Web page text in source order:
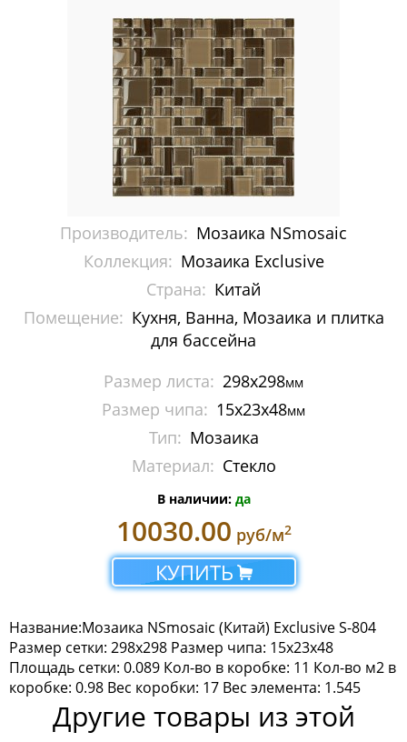
Керамогранит NSceramic
Керамогранит Staro
Мозаика ArtMoment
Мозаика Bars Crystal Mosaic
Мозаика Bonaparte
Мозаика Caramelle Mosaic
Мозаика Dao
Мозаика Decor-mosaic
Мозаика Irida
Мозаика Keramograd
Мозаика Mir Mosaic
Мозаика NSmosaic
Мозаика Crystal Series
Мозаика Econom Смеси
Мозаика Exclusive
Мозаика Gold
Производитель: Мозаика NSmosaic
Коллекция: Мозаика Exclusive
Страна: Китай
Помещение: Кухня, Ванна, Мозаика и плитка
для бассейна
Размер листа: 298x298мм
Размер чипа: 15x23x48мм
Тип: Мозаика
Материал: Стекло
В наличии: да
10030.00 руб/м2
КУПИТЬ
Название:Мозаика NSmosaic (Китай) Exclusive S-804
Размер сетки: 298x298 Размер чипа: 15x23x48
Площадь сетки: 0.089 Кол-во в коробке: 11 Кол-во м2 в
коробке: 0.98 Вес коробки: 17 Вес элемента: 1.545
Другие товары из этой